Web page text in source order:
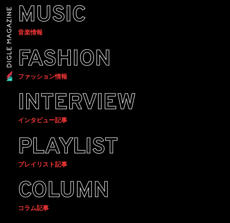
MUSIC
音楽情報
FASHION
ファッション情報
INTERVIEW
インタビュー記事
PLAYLIST
プレイリスト記事
COLUMN
コラム記事